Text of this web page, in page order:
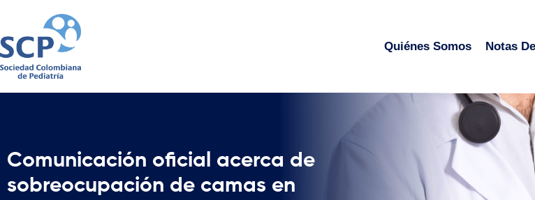
Quiénes Somos Notas
Comunicación oficial acerca de
sobreocupación de camas en